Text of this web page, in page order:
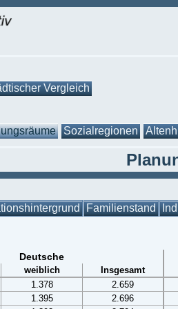
Vergleich
Sozialregionen
Familienstand
Deutsche
weiblich Insgesamt
1.378 2.659
1.395 2.696